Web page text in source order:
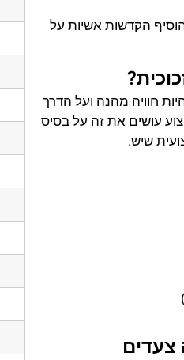
הקדשות אשיות על
חוויה מהנה ועל הדרך
עושים את זה על בסיס
שיש.
צעדים